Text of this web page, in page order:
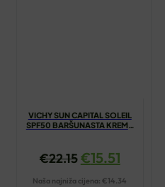
VICHY SUN CAPITAL SOLEIL
SPF50 BARŠUNASTA KREMA
€22.15€15.51
Naša najniža cijena:€14.34